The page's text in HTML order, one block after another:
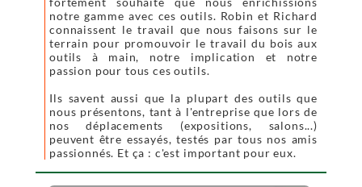
notre gamme avec ces outils. Robin et Richard
connaissent le travail que nous faisons sur le
terrain pour promouvoir le travail du bois aux
outils à main, notre implication et notre
passion pour tous ces outils.
Ils savent aussi que la plupart des outils que
nous présentons, tant à l'entreprise que lors de
nos déplacements (expositions, salons...)
peuvent être essayés, testés par tous nos amis
passionnés. Et ça : c'est important pour eux.